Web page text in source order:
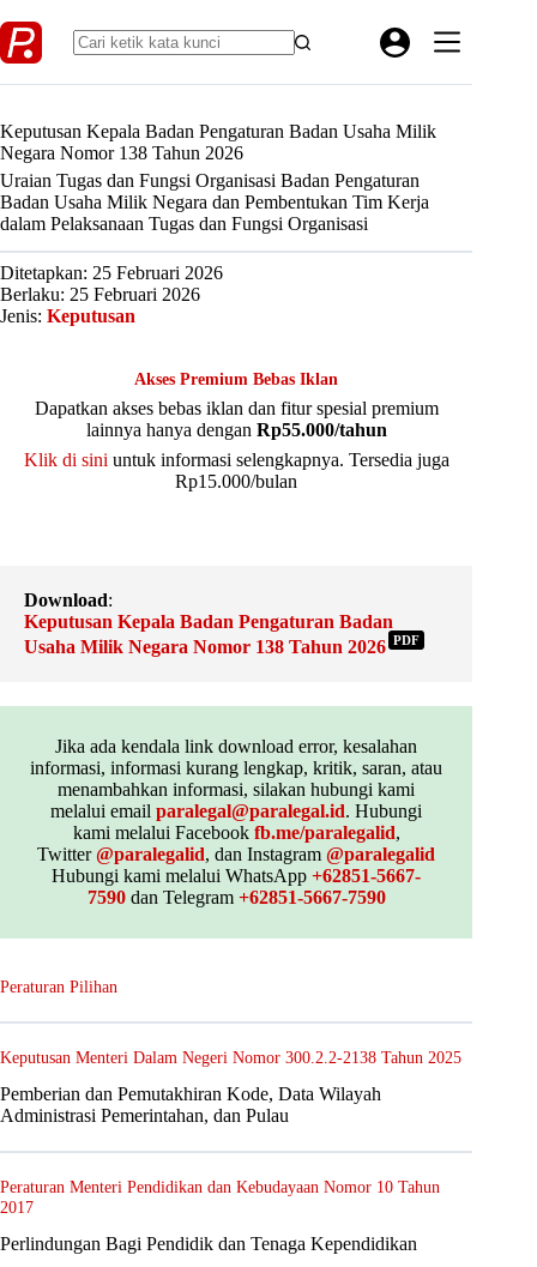
to
content
Keputusan Kepala Badan Pengaturan Badan Usaha Milik
Negara Nomor 138 Tahun 2026
Uraian Tugas dan Fungsi Organisasi Badan Pengaturan
Badan Usaha Milik Negara dan Pembentukan Tim Kerja
dalam Pelaksanaan Tugas dan Fungsi Organisasi
Ditetapkan: 25 Februari 2026
Berlaku: 25 Februari 2026
Jenis: Keputusan
Akses Premium Bebas Iklan
Dapatkan akses bebas iklan dan fitur spesial premium
lainnya hanya dengan Rp55.000/tahun
Klik di sini untuk informasi selengkapnya. Tersedia juga
Rp15.000/bulan
Download:
Keputusan Kepala Badan Pengaturan Badan
Usaha Milik Negara Nomor 138 Tahun 2026 PDF
Jika ada kendala link download error, kesalahan
informasi, informasi kurang lengkap, kritik, saran, atau
menambahkan informasi, silakan hubungi kami
melalui emailparalegal@paralegal.id. Hubungi
kami melalui Facebook fb.me/paralegalid,
Twitter@paralegalid, dan Instagram@paralegalid
Hubungi kami melalui WhatsApp+62851-5667-
7590dan Telegram +62851-5667-7590
Peraturan Pilihan
Keputusan Menteri Dalam Negeri Nomor 300.2.2-2138 Tahun 2025
Pemberian dan Pemutakhiran Kode, Data Wilayah
Administrasi Pemerintahan, dan Pulau
Peraturan Menteri Pendidikan dan Kebudayaan Nomor 10 Tahun
2017
Perlindungan Bagi Pendidik dan Tenaga Kependidikan